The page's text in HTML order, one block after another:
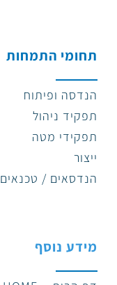
תחומי התמחות
הנדסה ופיתוח
תפקיד ניהול
תפקידי מטה
ייצור
הנדסאים / טכנאים
מידע נוסף